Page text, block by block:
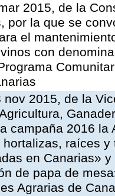
2015, de la
por la que se
el
con
nov 2015, de la
campaña 2016
raíces
en Canarias»
de papa de
Agrarias de